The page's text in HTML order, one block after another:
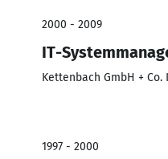
2000 - 2009
IT-
Kettenbach GmbH + Co.
1997 - 2000